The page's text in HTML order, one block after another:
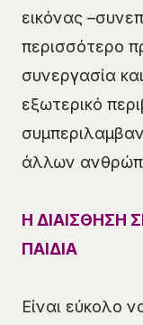
εικόνας
περισσότερο
συνεργασία
εξωτερικό
άλλων
Η ΔΙΑΙΣΘΗΣΗ
ΠΑΙΔΙΑ
Είναι εύκολο